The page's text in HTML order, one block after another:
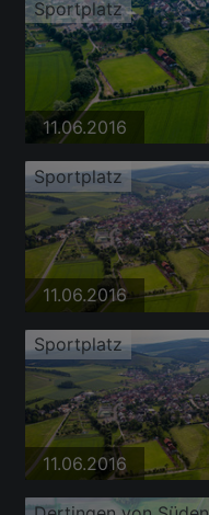
Sportplatz
11.06.2016
Sportplatz
11.06.2016
Sportplatz
11.06.2016